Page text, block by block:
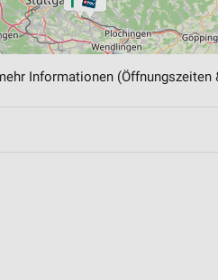
Informationen (Öffnungszeiten